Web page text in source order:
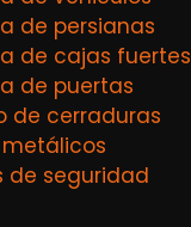
de persianas
de cajas fuertes
de puertas
de cerraduras
metálicos
de seguridad